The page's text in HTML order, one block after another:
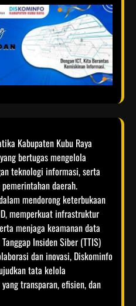
Kabupaten Kubu Raya
bertugas mengelola
teknologi informasi, serta
daerah.
mendorong keterbukaan
memperkuat infrastruktur
menjaga keamanan data
Insiden Siber (TTIS)
dan inovasi, Diskominfo
tata kelola
transparan, efisien, dan